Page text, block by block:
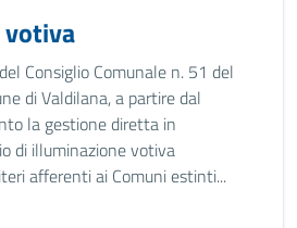
Consiglio Comunale n. 51 del
di Valdilana, a partire dal
la gestione diretta in
di illuminazione votiva
afferenti ai Comuni estinti...